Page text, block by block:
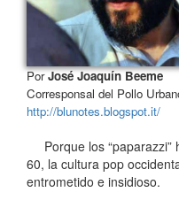
PorJosé Joaquín Beeme
Corresponsal del Pollo
http://blunotes.blogspot.it/
Porque los “paparazzi”
60, la cultura pop
entrometido e insidioso.